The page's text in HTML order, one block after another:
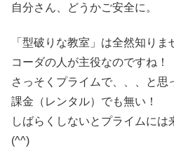
自分さん、どうかご安全に。
「型破りな教室」は全然知りま
コーダの人が主役なのですね！
さっそくプライムで、、、と思
課金（レンタル）でも無い！
しばらくしないとプライムには
(^^)